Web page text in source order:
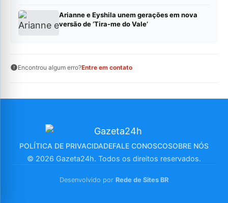
Arianne e Eyshila unem gerações em nova
versão de ‘Tira-me do Vale’
Encontrou algum erro?Entre em contato
POLÍTICA DE PRIVACIDADEFALE CONOSCOSOBRE NÓS
© 2026 Gazeta24h. Todos os direitos reservados.
Desenvolvido por Rede de Sites BR